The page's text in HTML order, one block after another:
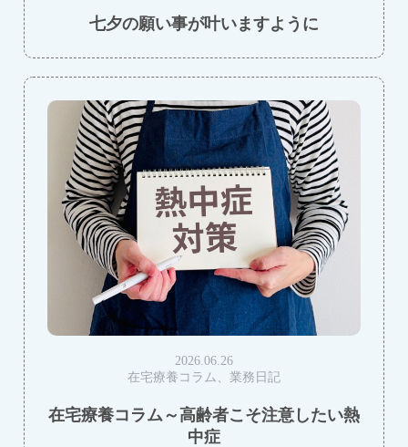
七夕の願い事が叶いますように
2026.06.26
在宅療養コラム、業務日記
在宅療養コラム～高齢者こそ注意したい熱
中症